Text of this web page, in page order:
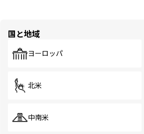
国と地域
ヨーロッパ
北米
中南米